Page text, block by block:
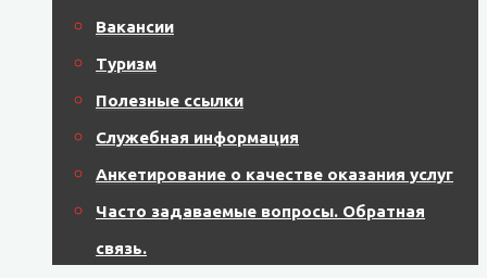
Вакансии
Туризм
Полезные ссылки
Служебная информация
Анкетирование о качестве оказания услуг
Часто задаваемые вопросы. Обратная
связь.